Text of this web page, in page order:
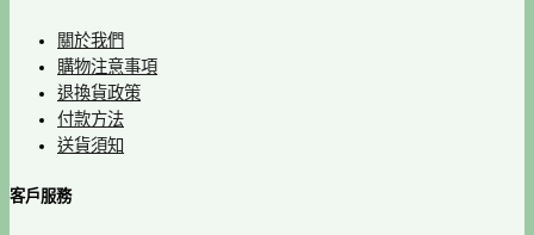
關於我們
購物注意事項
退換貨政策
付款方法
送貨須知
客戶服務